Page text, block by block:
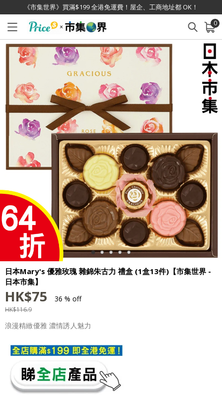
《市集世界》買滿$199 全港免運費！屋企、工商地址都 OK！
0
已加入購物車 查看
日本Mary's 優雅玫瑰 雜錦朱古力 禮盒 (1盒13件)【市集世界 -
日本市集】
HK$75 36 % off
HK$116.9
浪漫精緻優雅 濃情誘人魅力